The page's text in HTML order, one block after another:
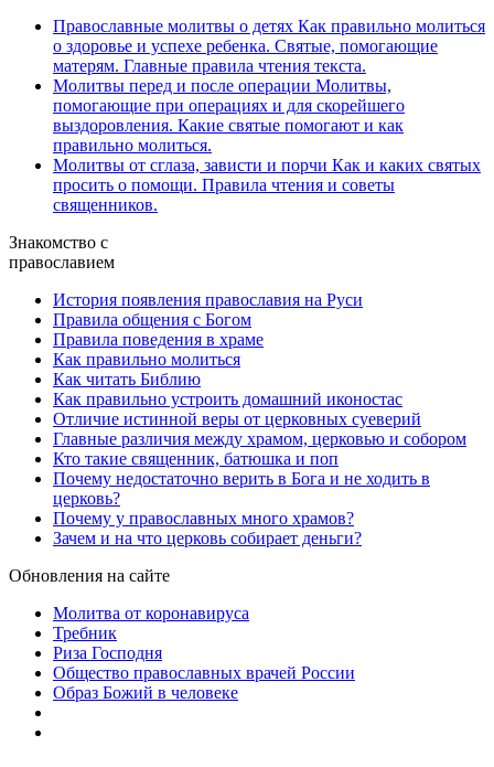
Православные молитвы о детях Как правильно молиться
о здоровье и успехе ребенка. Святые, помогающие
матерям. Главные правила чтения текста.
Молитвы перед и после операции Молитвы,
помогающие при операциях и для скорейшего
выздоровления. Какие святые помогают и как
правильно молиться.
Молитвы от сглаза, зависти и порчи Как и каких святых
просить о помощи. Правила чтения и советы
священников.
Знакомство с
православием
История появления православия на Руси
Правила общения с Богом
Правила поведения в храме
Как правильно молиться
Как читать Библию
Как правильно устроить домашний иконостас
Отличие истинной веры от церковных суеверий
Главные различия между храмом, церковью и собором
Кто такие священник, батюшка и поп
Почему недостаточно верить в Бога и не ходить в
церковь?
Почему у православных много храмов?
Зачем и на что церковь собирает деньги?
Обновления на сайте
Молитва от коронавируса
Требник
Риза Господня
Общество православных врачей России
Образ Божий в человеке